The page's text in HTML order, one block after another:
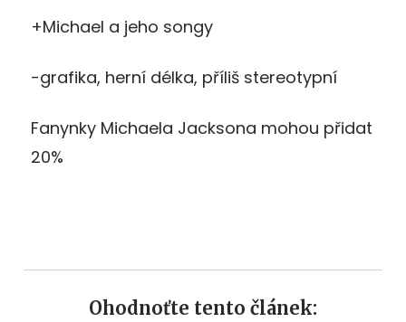
+Michael a jeho songy
-grafika, herní délka, příliš stereotypní
Fanynky Michaela Jacksona mohou přidat
20%
Ohodnoťte tento článek: